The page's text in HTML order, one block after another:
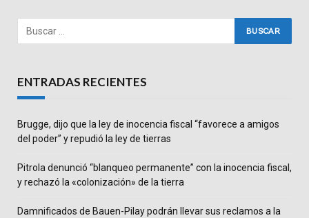
ENTRADAS RECIENTES
Brugge, dijo que la ley de inocencia fiscal “favorece a amigos
del poder” y repudió la ley de tierras
Pitrola denunció “blanqueo permanente” con la inocencia fiscal,
y rechazó la «colonización» de la tierra
Damnificados de Bauen-Pilay podrán llevar sus reclamos a la